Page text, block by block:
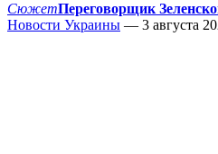
СюжетПереговорщик
Новости Украины — 3 августа